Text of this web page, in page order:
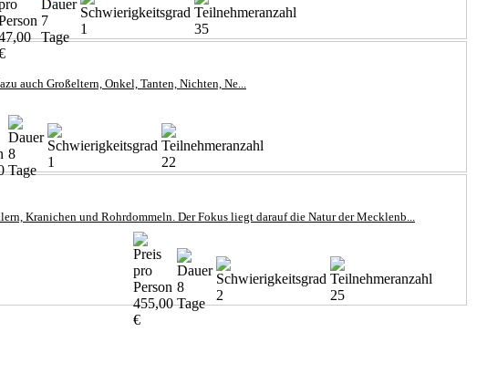
7
Tage
1 35
auch Großeltern, Onkel, Tanten, Nichten, Ne...
8
Tage
1 22
Kranichen und Rohrdommeln. Der Fokus liegt darauf die Natur der Mecklenb...
455,00
€
8
Tage
2 25